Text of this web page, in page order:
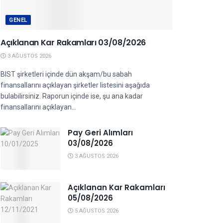
GENEL
Açıklanan Kar Rakamları 03/08/2026
3 AĞUSTOS 2026
BIST şirketleri içinde dün akşam/bu sabah
finansallarını açıklayan şirketler listesini aşağıda
bulabilirsiniz. Raporun içinde ise, şu ana kadar
finansallarını açıklayan...
Pay Geri Alımları
03/08/2026
3 AĞUSTOS 2026
Açıklanan Kar Rakamları
05/08/2026
5 AĞUSTOS 2026